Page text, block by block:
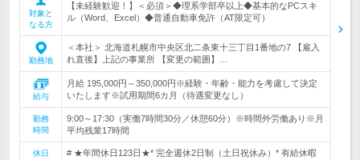
対象と
なる方
【未経験歓迎！】＜必須＞◆理系学部卒以上◆基本的なPCスキ
ル（Word、Excel）◆普通自動車免許（AT限定可）
勤務地
＜本社＞ 北海道札幌市中央区北二条東十三丁目1番地の7 【雇入
れ直後】上記の事業所 【変更の範囲】…
給与
月給 195,000円～350,000円※経験・年齢・能力を考慮して決定
いたします※試用期間6カ月（待遇変更なし）
勤務
時間
9:00～17:30（実働7時間30分／休憩60分）※時間外労働あり※月
平均残業17時間
休日 # ★年間休日123日★* 完全週休2日制（土日祝休み）* 有給休暇